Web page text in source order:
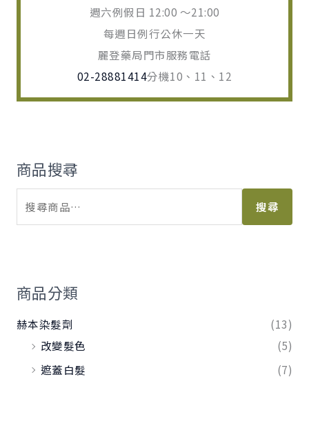
週六例假日 12:00 ～21:00
每週日例行公休一天
麗登藥局門市服務電話
02-28881414分機10、11、12
商品搜尋
搜尋
商品分類
赫本染髮劑
(13)
改變髮色
(5)
遮蓋白髮
(7)